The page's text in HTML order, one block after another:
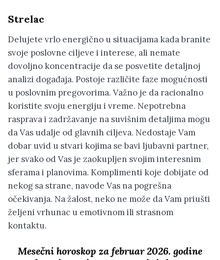
Strelac
Delujete vrlo energično u situacijama kada branite
svoje poslovne ciljeve i interese, ali nemate
dovoljno koncentracije da se posvetite detaljnoj
analizi događaja. Postoje različite faze mogućnosti
u poslovnim pregovorima. Važno je da racionalno
koristite svoju energiju i vreme. Nepotrebna
rasprava i zadržavanje na suvišnim detaljima mogu
da Vas udalje od glavnih ciljeva. Nedostaje Vam
dobar uvid u stvari kojima se bavi ljubavni partner,
jer svako od Vas je zaokupljen svojim interesnim
sferama i planovima. Komplimenti koje dobijate od
nekog sa strane, navode Vas na pogrešna
očekivanja. Na žalost, neko ne može da Vam priušti
željeni vrhunac u emotivnom ili strasnom
kontaktu.
Mesečni horoskop za februar 2026. godine